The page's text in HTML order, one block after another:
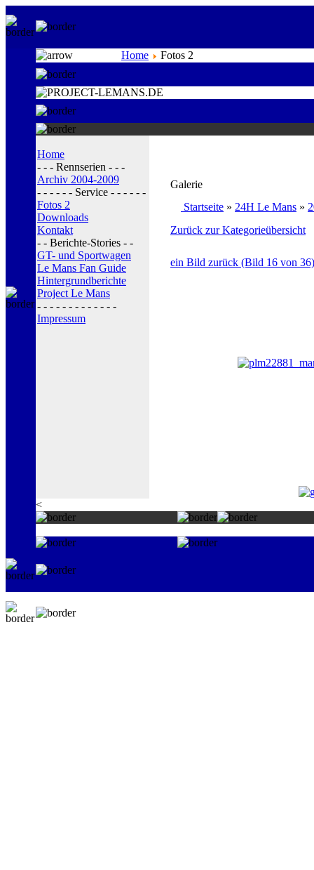
Home Fotos 2
Home
- - - Rennserien - - -
Archiv 2004-2009
- - - - - - Service - - - - - -
Fotos 2
Downloads
Kontakt
- - Berichte-Stories - -
GT- und Sportwagen
Le Mans Fan Guide
Hintergrundberichte
Project Le Mans
- - - - - - - - - - - - -
Impressum
Galerie
Startseite » 24H Le Mans »
Zurück zur Kategorieübersicht
ein Bild zurück (Bild 16 von 36)
<